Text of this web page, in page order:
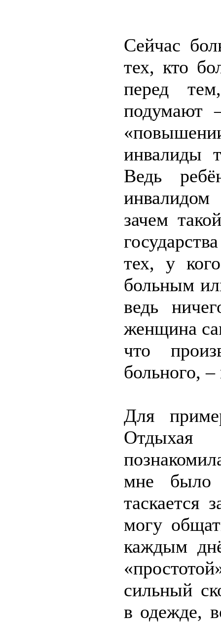
Сейчас
тех, кто
перед
подумают
инвалиды
Ведь
инвалидом
зачем
тех, у
больным
ведь
женщина
что
больного,
Для
мне было
таскается
могу
каждым
сильный
в одежде,